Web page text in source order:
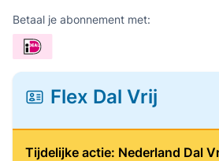
Betaal je abonnement met:
Flex Dal Vrij
Tijdelijke actie: Nederland Dal